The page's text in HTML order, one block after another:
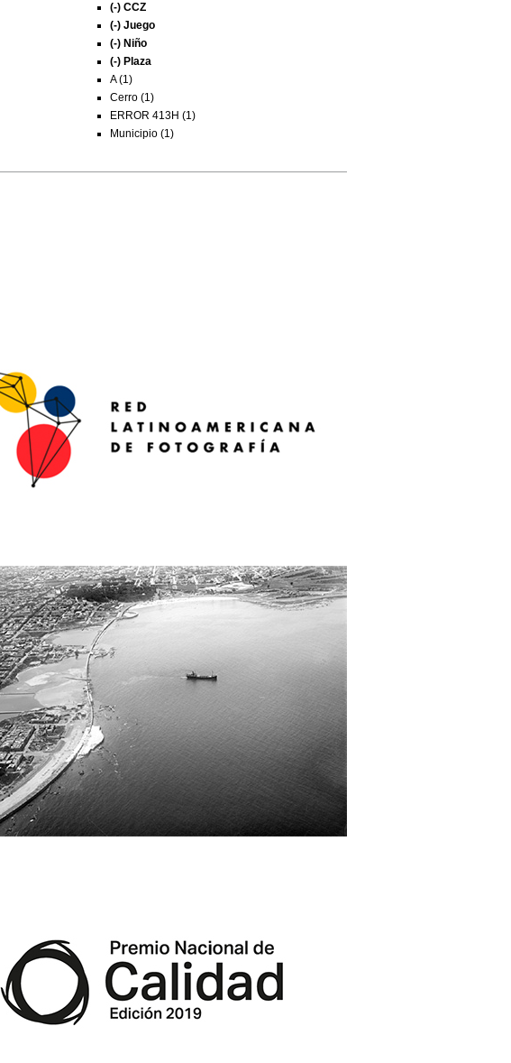
(-) CCZ
(-) Juego
(-) Niño
(-) Plaza
A (1)
Cerro (1)
ERROR 413H (1)
Municipio (1)